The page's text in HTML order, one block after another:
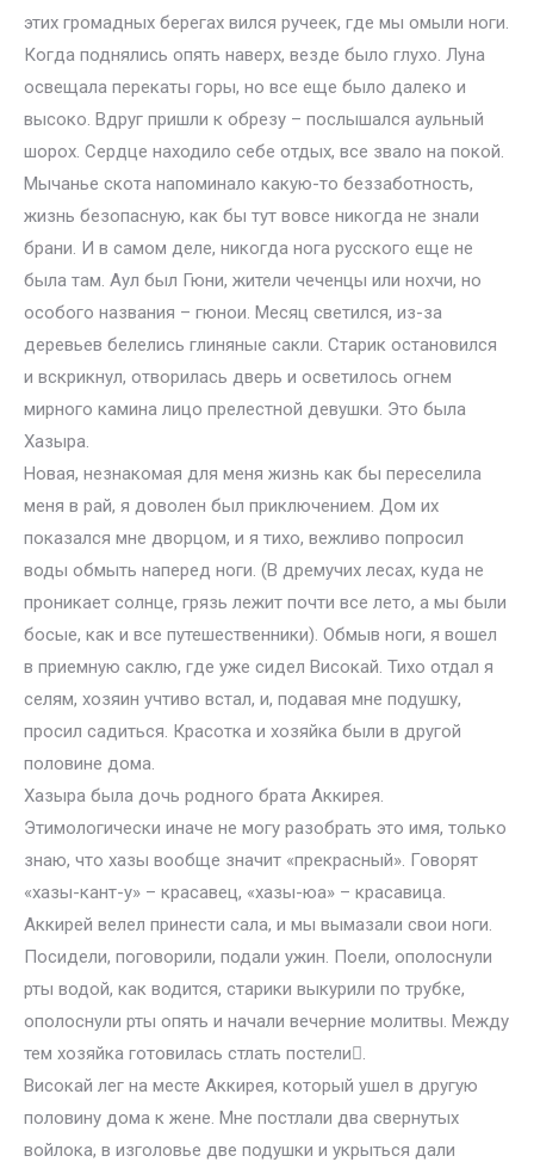
этих громадных берегах вился ручеек, где мы омыли ноги.
Когда поднялись опять наверх, везде было глухо. Луна
освещала перекаты горы, но все еще было далеко и
высоко. Вдруг пришли к обрезу – послышался аульный
шорох. Сердце находило себе отдых, все звало на покой.
Мычанье скота напоминало какую-то беззаботность,
жизнь безопасную, как бы тут вовсе никогда не знали
брани. И в самом деле, никогда нога русского еще не
была там. Аул был Гюни, жители чеченцы или нохчи, но
особого названия – гюнои. Месяц светился, из-за
деревьев белелись глиняные сакли. Старик остановился
и вскрикнул, отворилась дверь и осветилось огнем
мирного камина лицо прелестной девушки. Это была
Хазыра.
Новая, незнакомая для меня жизнь как бы переселила
меня в рай, я доволен был приключением. Дом их
показался мне дворцом, и я тихо, вежливо попросил
воды обмыть наперед ноги. (В дремучих лесах, куда не
проникает солнце, грязь лежит почти все лето, а мы были
босые, как и все путешественники). Обмыв ноги, я вошел
в приемную саклю, где уже сидел Високай. Тихо отдал я
селям, хозяин учтиво встал, и, подавая мне подушку,
просил садиться. Красотка и хозяйка были в другой
половине дома.
Хазыра была дочь родного брата Аккирея.
Этимологически иначе не могу разобрать это имя, только
знаю, что хазы вообще значит «прекрасный». Говорят
«хазы-кант-у» – красавец, «хазы-юа» – красавица.
Аккирей велел принести сала, и мы вымазали свои ноги.
Посидели, поговорили, подали ужин. Поели, ополоснули
рты водой, как водится, старики выкурили по трубке,
ополоснули рты опять и начали вечерние молитвы. Между
тем хозяйка готовилась стлать постели.
Високай лег на месте Аккирея, который ушел в другую
половину дома к жене. Мне постлали два свернутых
войлока, в изголовье две подушки и укрыться дали